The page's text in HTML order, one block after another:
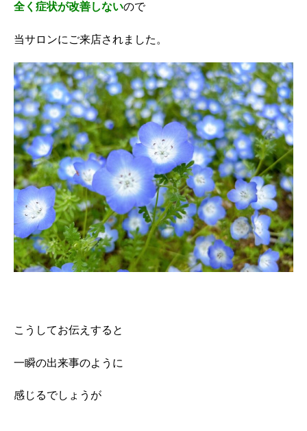
全く症状が改善しないので
当サロンにご来店されました。
こうしてお伝えすると
一瞬の出来事のように
感じるでしょうが